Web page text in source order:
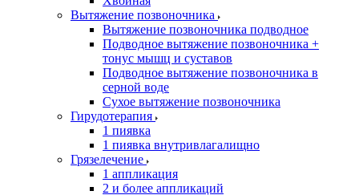
Вытяжение позвоночника
Вытяжение позвоночника подводное
Подводное вытяжение позвоночника +
тонус мышц и суставов
Подводное вытяжение позвоночника в
серной воде
Сухое вытяжение позвоночника
Гирудотерапия
1 пиявка
1 пиявка внутривлагалищно
Грязелечение
1 аппликация
2 и более аппликаций